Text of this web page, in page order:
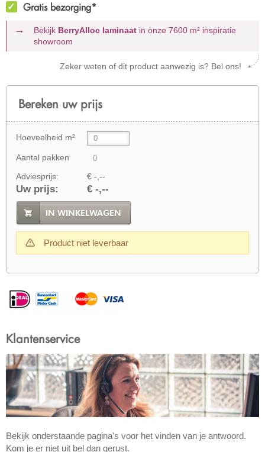
Gratis bezorging*
Bekijk BerryAlloc laminaatin onze 7600 m² inspiratie
showroom
Zeker weten of dit product aanwezig is? Bel ons!
Bereken uw prijs
Hoeveelheid m²
Aantal pakken
Adviesprijs: € -,--
Uw prijs: € -,--
IN WINKELWAGEN
Product niet leverbaar
Klantenservice
Bekijk onderstaande pagina's voor het vinden van je antwoord.
Kom je er niet uit bel dan gerust.